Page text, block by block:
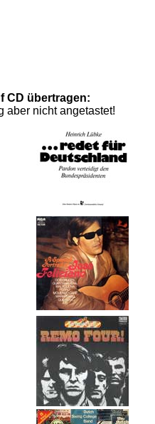
CD übertragen:
aber nicht angetastet!